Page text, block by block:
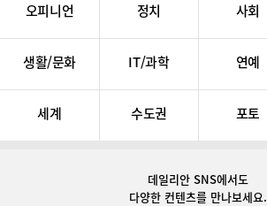
오피니언 정치 사회
생활/문화 IT/과학 연예
세계 수도권 포토
데일리안 SNS에서도
다양한 컨텐츠를 만나보세요.